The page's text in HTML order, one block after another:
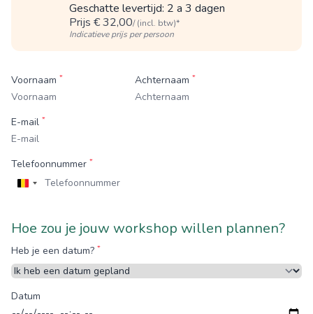
Geschatte levertijd: 2 a 3 dagen
Prijs € 32,00/ (incl. btw)*
Indicatieve prijs per persoon
Voornaam * Achternaam *
E-mail *
Telefoonnummer *
België
Hoe zou je jouw workshop willen plannen?
Heb je een datum? *
Datum